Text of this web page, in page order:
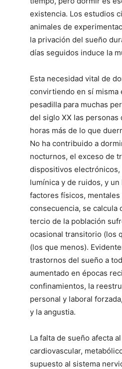
existencia. Los estudios
animales de
la privación del sueño
días seguidos induce la
Esta necesidad vital de
convirtiendo en sí misma
pesadilla para muchas
del siglo XX las personas
horas más de lo que
No ha contribuido a
nocturnos, el exceso de
dispositivos electrónicos,
lumínica y de ruidos, y
factores físicos, mentales
consecuencia, se calcula
tercio de la población
ocasional transitorio (los
(los que menos).
trastornos del sueño a
aumentado en épocas
confinamientos, la
personal y laboral
y la angustia.
La falta de sueño afecta
cardiovascular,
supuesto al sistema